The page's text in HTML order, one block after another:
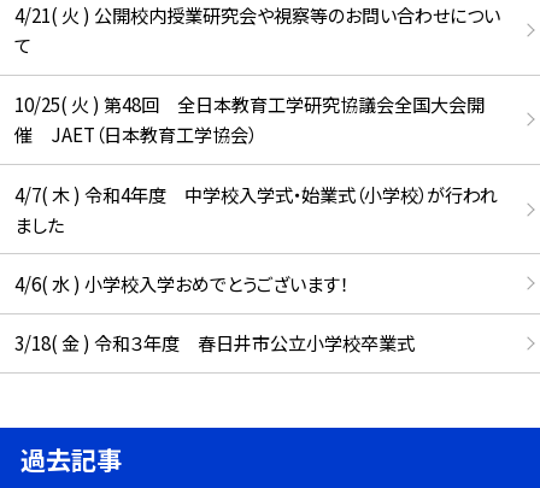
4/21( 火 ) 公開校内授業研究会や視察等のお問い合わせについ
て
10/25( 火 ) 第48回 全日本教育工学研究協議会全国大会開
催 JAET（日本教育工学協会）
4/7( 木 ) 令和4年度 中学校入学式・始業式（小学校）が行われ
ました
4/6( 水 ) 小学校入学おめでとうございます！
3/18( 金 ) 令和３年度 春日井市公立小学校卒業式
過去記事